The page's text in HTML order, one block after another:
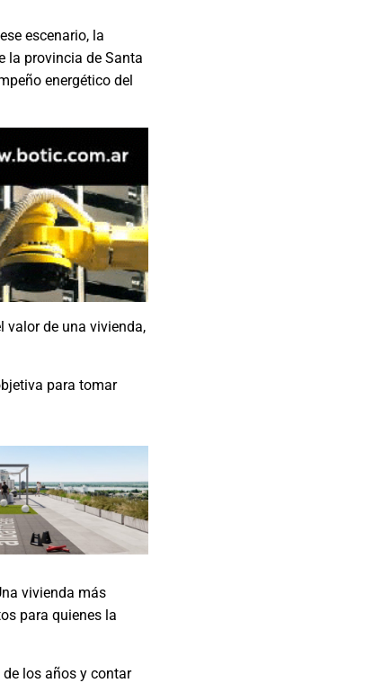
escenario, la
la provincia de Santa
energético del
valor de una vivienda,
para tomar
vivienda más
para quienes la
los años y contar